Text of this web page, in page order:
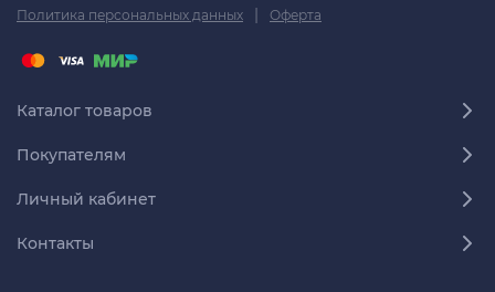
Политика персональных данных | Оферта
Каталог товаров
Покупателям
Личный кабинет
Контакты